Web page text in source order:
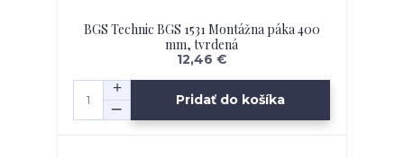
BGS Technic BGS 1531 Montážna páka 400
mm, tvrdená
12,46 €
Pridať do košíka